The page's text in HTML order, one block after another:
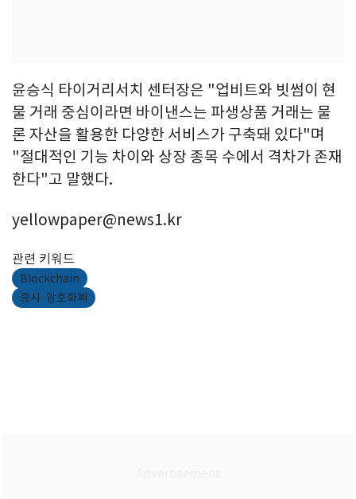
윤승식 타이거리서치 센터장은 "업비트와 빗썸이 현
물 거래 중심이라면 바이낸스는 파생상품 거래는 물
론 자산을 활용한 다양한 서비스가 구축돼 있다"며
"절대적인 기능 차이와 상장 종목 수에서 격차가 존재
한다"고 말했다.
yellowpaper@news1.kr
관련 키워드
Blockchain
증시·암호화폐